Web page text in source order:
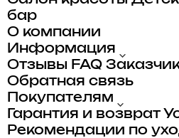
бар
О компании
Информация
Отзывы FAQ
Обратная связь
Покупателям
Гарантия и возврат
Рекомендации по